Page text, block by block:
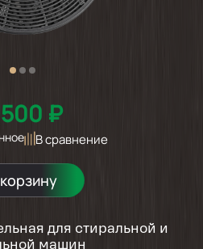
₽
В сравнение
для стиральной и
машин